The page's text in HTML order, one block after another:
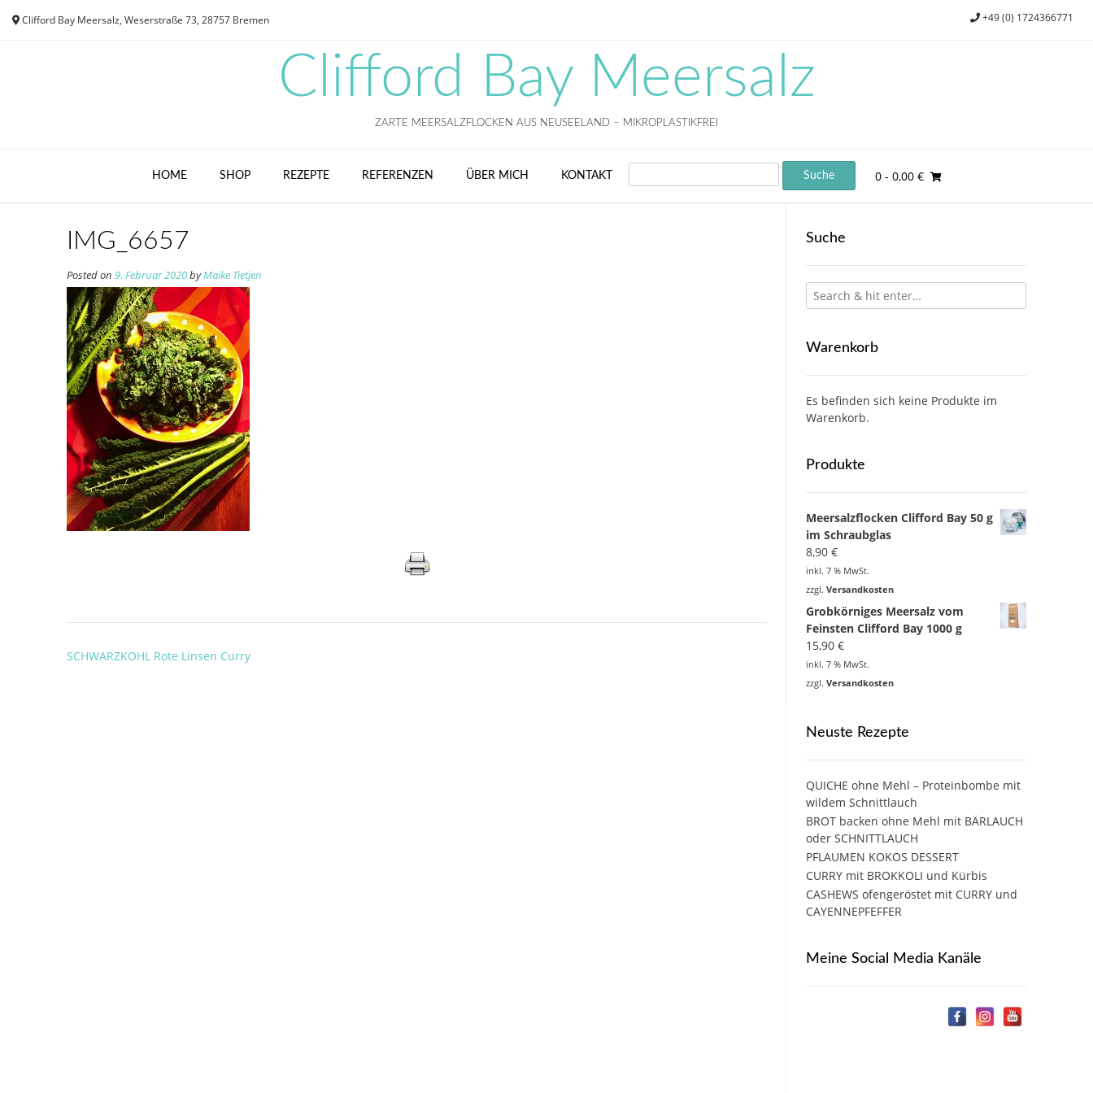
Clifford Bay Meersalz, Weserstraße 73, 28757 Bremen +49 (0) 1724366771
Clifford Bay Meersalz
ZARTE MEERSALZFLOCKEN AUS NEUSEELAND – MIKROPLASTIKFREI
HOME SHOP REZEPTE REFERENZEN ÜBER MICH KONTAKT SEARCH 0- 0,00 €
IMG_6657
Posted on 9. Februar 2020byMaike Tietjen
Post
SCHWARZKOHL Rote Linsen Curry
Suche
Warenkorb
Es befinden sich keine Produkte im
Warenkorb.
Produkte
Meersalzflocken Clifford Bay 50 g
im Schraubglas
8,90 €
inkl. 7 % MwSt.
zzgl. Versandkosten
Grobkörniges Meersalz vom
Feinsten Clifford Bay 1000 g
15,90 €
inkl. 7 % MwSt.
zzgl. Versandkosten
Neuste Rezepte
QUICHE ohne Mehl – Proteinbombe mit
wildem Schnittlauch
BROT backen ohne Mehl mit BÄRLAUCH
oder SCHNITTLAUCH
PFLAUMEN KOKOS DESSERT
CURRY mit BROKKOLI und Kürbis
CASHEWS ofengeröstet mit CURRY und
CAYENNEPFEFFER
Meine Social Media Kanäle